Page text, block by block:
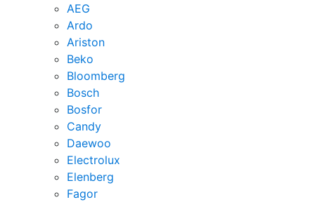
AEG
Ardo
Ariston
Beko
Bloomberg
Bosch
Bosfor
Candy
Daewoo
Electrolux
Elenberg
Fagor